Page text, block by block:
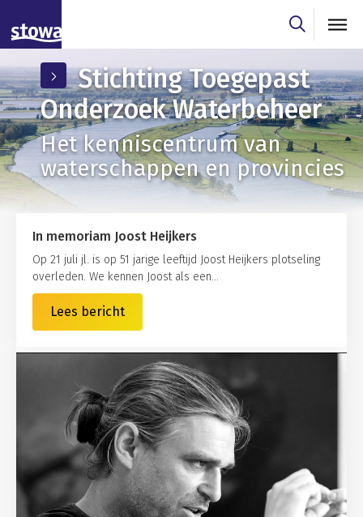
Skip to main content
Skip to main nav
Stichting Toegepast
Onderzoek Waterbeheer
Het kenniscentrum van
waterschappen en provincies
In memoriam Joost Heijkers
Op 21 juli jl. is op 51 jarige leeftijd Joost Heijkers plotseling
overleden. We kennen Joost als een...
Lees bericht